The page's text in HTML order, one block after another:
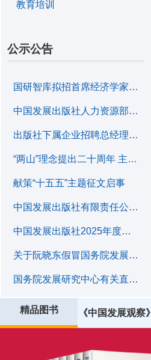
教育培训
公示公告
国研智库拟招首席经济学家1名
中国发展出版社人力资源部招聘2名实习生
出版社下属企业招聘总经理1名
“两山”理念提出二十周年 主题征文启事
献策“十五五”主题征文启事
中国发展出版社有限责任公司负责人2024年度薪酬情况
中国发展出版社2025年度岗位招聘
关于阮晓东假冒国务院发展研究中心原研究员、国务院发展研究中心机构研究员等名义进行活动的郑重声明
国务院发展研究中心有关直属事业单位2025年度公开招聘工作人员公告
精品图书 《中国发展观察》